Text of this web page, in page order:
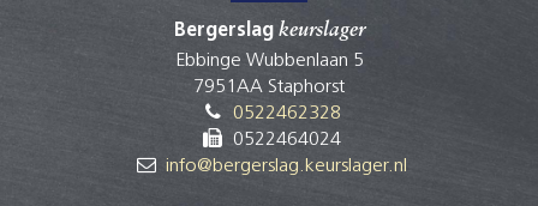
Bergerslagkeurslager
Ebbinge Wubbenlaan 5
7951AA Staphorst
0522462328
0522464024
info@bergerslag.keurslager.nl